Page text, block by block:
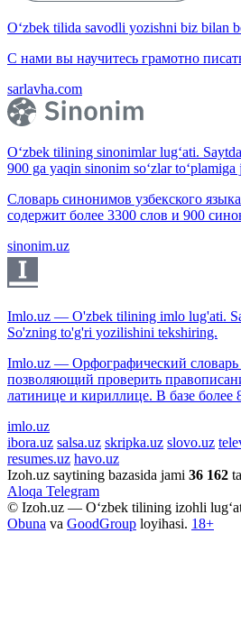
O‘zbek tilida savodli yozishni biz bilan
С нами вы научитесь грамотно
sarlavha.com
O‘zbek tilining sinonimlar lug‘ati.
900 ga yaqin sinonim so‘zlar to‘plamiga
Словарь синонимов узбекского
содержит более 3300 слов и 900
sinonim.uz
Imlo.uz — O'zbek tilining imlo lug'ati.
So'zning to'g'ri yozilishini tekshiring.
Imlo.uz — Орфографический словарь
позволяющий проверить
латинице и кириллице. В базе более
imlo.uz
ibora.uz salsa.uz skripka.uz slovo.uz
resumes.uz havo.uz
Izoh.uz saytining bazasida jami 36 162
Aloqa Telegram
© Izoh.uz — O‘zbek tilining izohli
Obuna va GoodGroup loyihasi. 18+